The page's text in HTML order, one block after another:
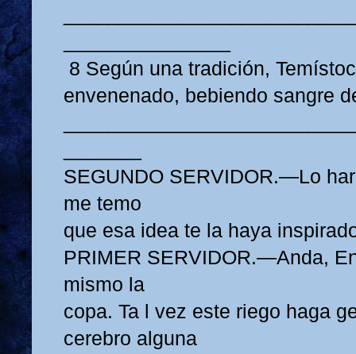
8 Según una tradición,
envenenado, bebiendo sangre
SEGUNDO SERVIDOR.—Lo
me temo
que esa idea te la haya
PRIMER SERVIDOR.—Anda,
mismo la
copa. Ta l vez este riego haga
cerebro alguna